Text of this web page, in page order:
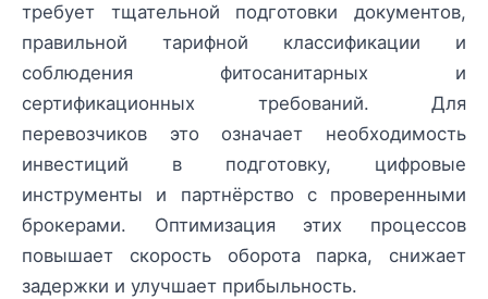
требует тщательной подготовки документов,
правильной тарифной классификации и
соблюдения фитосанитарных и
сертификационных требований. Для
перевозчиков это означает необходимость
инвестиций в подготовку, цифровые
инструменты и партнёрство с проверенными
брокерами. Оптимизация этих процессов
повышает скорость оборота парка, снижает
задержки и улучшает прибыльность.